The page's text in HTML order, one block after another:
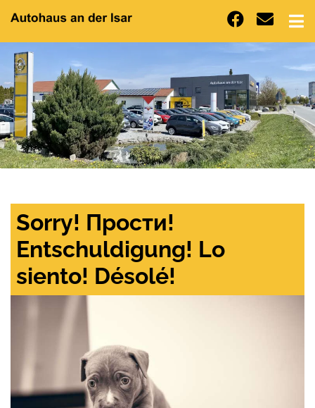
Sorry! Прости!
Entschuldigung! Lo
siento! Désolé!